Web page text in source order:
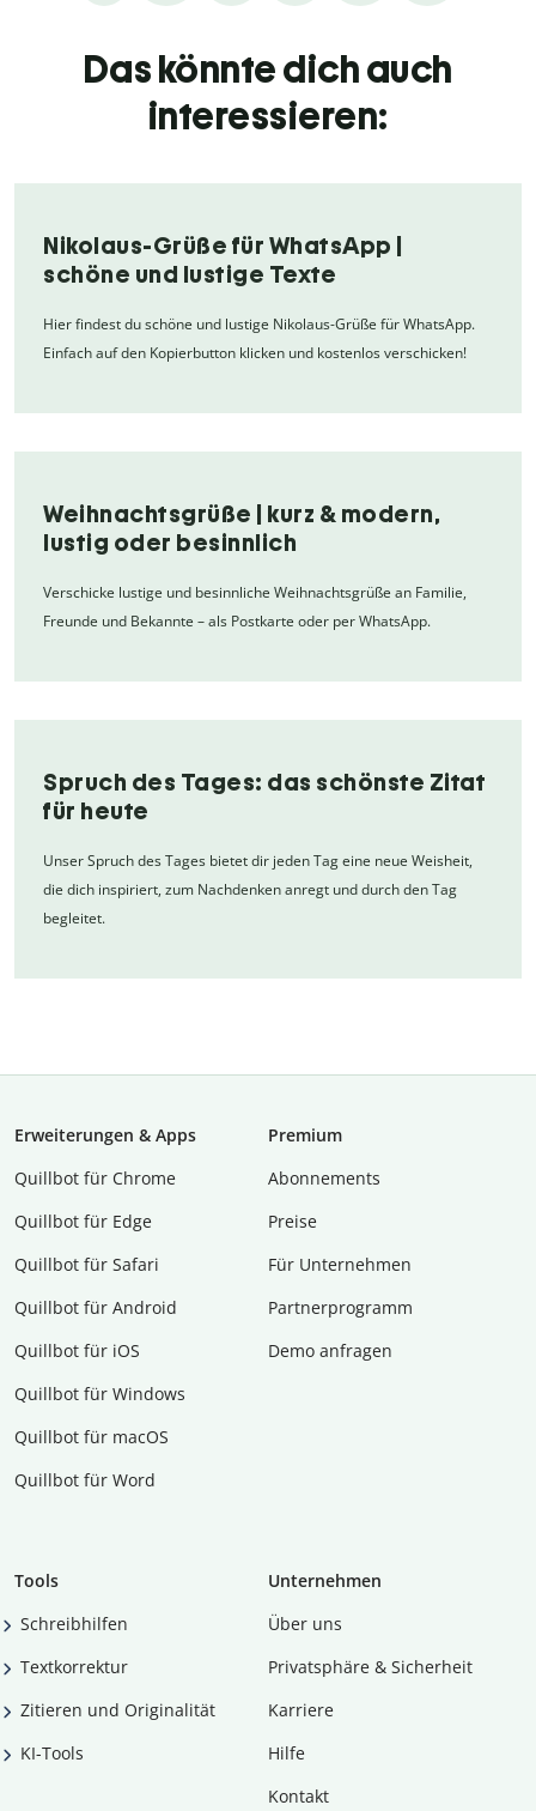
Das könnte dich auch
interessieren:
Nikolaus-Grüße für WhatsApp |
schöne und lustige Texte
Hier findest du schöne und lustige Nikolaus-Grüße für WhatsApp.
Einfach auf den Kopierbutton klicken und kostenlos verschicken!
Weihnachtsgrüße | kurz & modern,
lustig oder besinnlich
Verschicke lustige und besinnliche Weihnachtsgrüße an Familie,
Freunde und Bekannte – als Postkarte oder per WhatsApp.
Spruch des Tages: das schönste Zitat
für heute
Unser Spruch des Tages bietet dir jeden Tag eine neue Weisheit,
die dich inspiriert, zum Nachdenken anregt und durch den Tag
begleitet.
Erweiterungen & Apps
Quillbot für Chrome
Quillbot für Edge
Quillbot für Safari
Quillbot für Android
Quillbot für iOS
Quillbot für Windows
Quillbot für macOS
Quillbot für Word
Premium
Abon­ne­ments
Preise
Für Unternehmen
Partnerprogramm
Demo anfragen
Tools
Schreibhilfen
Textkorrektur
Zitieren und Originalität
KI-Tools
Unternehmen
Über uns
Privatsphäre & Sicherheit
Karriere
Hilfe
Kontakt